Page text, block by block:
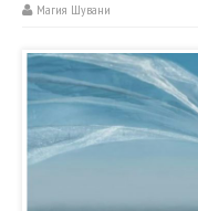
Магия Шувани